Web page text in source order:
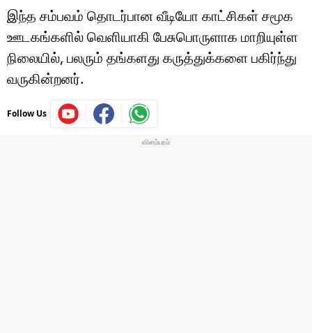
இந்த சம்பவம் தொடர்பான வீடியோ காட்சிகள் சமூக
ஊடகங்களில் வெளியாகி பேசுபொருளாக மாறியுள்ள
நிலையில், பலரும் தங்களது கருத்துக்களை பகிர்ந்து
வருகின்றனர்.
Follow Us